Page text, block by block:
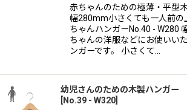
赤ちゃんのための極薄・平型
幅280mm小さくても一人前の
ちゃんハンガーNo.40 - W280
ちゃんの洋服などにお使いい
ンガーです。 小さくて…
幼児さんのための木製ハンガ
No.39 - W320